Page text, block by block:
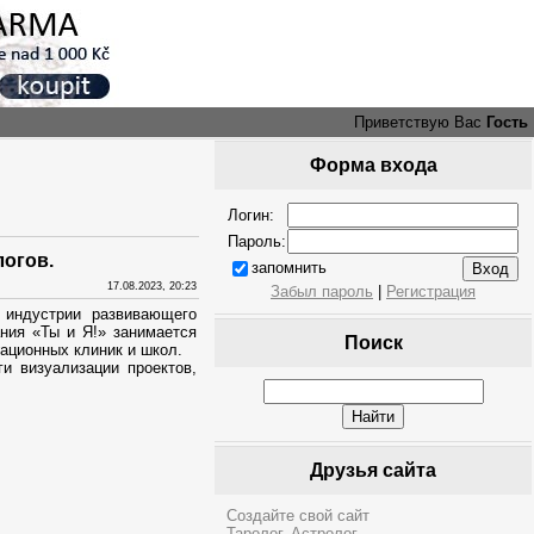
Приветствую Вас Гость
17.08.2023, 20:23
развивающего
«Ты и Я!» занимается
клиник и школ.
визуализации проектов,
Форма входа
Логин:
Пароль:
запомнить
Забыл пароль
Регистрация
Поиск
Друзья сайта
Создайте свой сайт